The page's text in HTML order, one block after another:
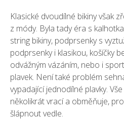
Klasické dvoudílné bikiny však
z módy. Byla tady éra s
string bikiny, podprsenky s
podprsenky i klasikou, košíčky
odvážným vázáním, nebo i
plavek. Není také problém
vypadající jednodílné plavky.
několikrát vrací a obměňuje,
šlápnout vedle.